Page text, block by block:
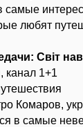
самые
любят
Світ
канал 1+1
Комаров,
в самые